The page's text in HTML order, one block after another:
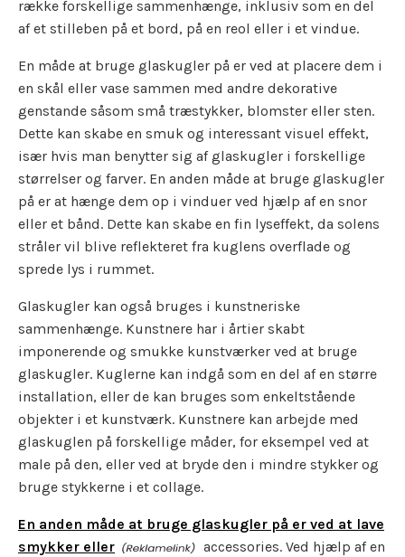
række forskellige sammenhænge, inklusiv som en del
af et stilleben på et bord, på en reol eller i et vindue.
En måde at bruge glaskugler på er ved at placere dem i
en skål eller vase sammen med andre dekorative
genstande såsom små træstykker, blomster eller sten.
Dette kan skabe en smuk og interessant visuel effekt,
især hvis man benytter sig af glaskugler i forskellige
størrelser og farver. En anden måde at bruge glaskugler
på er at hænge dem op i vinduer ved hjælp af en snor
eller et bånd. Dette kan skabe en fin lyseffekt, da solens
stråler vil blive reflekteret fra kuglens overflade og
sprede lys i rummet.
Glaskugler kan også bruges i kunstneriske
sammenhænge. Kunstnere har i årtier skabt
imponerende og smukke kunstværker ved at bruge
glaskugler. Kuglerne kan indgå som en del af en større
installation, eller de kan bruges som enkeltstående
objekter i et kunstværk. Kunstnere kan arbejde med
glaskuglen på forskellige måder, for eksempel ved at
male på den, eller ved at bryde den i mindre stykker og
bruge stykkerne i et collage.
En anden måde at bruge glaskugler på er ved at lave
smykker eller
accessories. Ved hjælp af en